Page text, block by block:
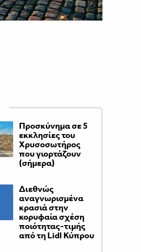
Προσκύνημα σε 5
εκκλησίες του
Χρυσοσωτήρος
που γιορτάζουν
(σήμερα)
Διεθνώς
αναγνωρισμένα
κρασιά στην
κορυφαία σχέση
ποιότητας-τιμής
από τη Lidl Κύπρου